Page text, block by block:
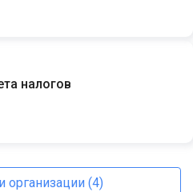
налогов
организации (4)